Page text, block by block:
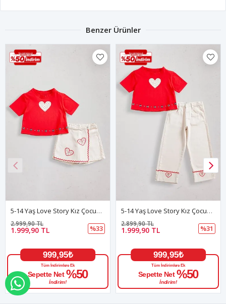
Benzer Ürünler
5-14 Yaş Love Story Kız Çocuk Şort Etekli Takım-Kırmızı
1.999,90 TL
2.999,90 TL
%33
999,95₺
Tüm İndirimlere Ek
Sepette Net %50
İndirim!
5-14 Yaş Love Story Kız Çocuk Pantolonlu Takım-Kırmızı
1.999,90 TL
2.899,90 TL
%31
999,95₺
Tüm İndirimlere Ek
Sepette Net %50
İndirim!
WHATSAPP İLE SİPARİŞ VER